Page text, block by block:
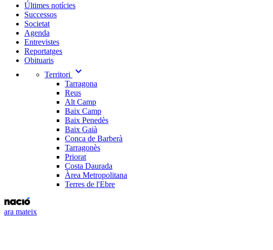
Últimes notícies
Successos
Societat
Agenda
Entrevistes
Reportatges
Obituaris
Territori
expand_more
Tarragona
Reus
Alt Camp
Baix Camp
Baix Penedès
Baix Gaià
Conca de Barberà
Tarragonès
Priorat
Costa Daurada
Àrea Metropolitana
Terres de l'Ebre
ara mateix